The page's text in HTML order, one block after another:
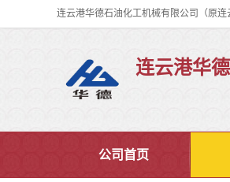
连云港华
公司首页